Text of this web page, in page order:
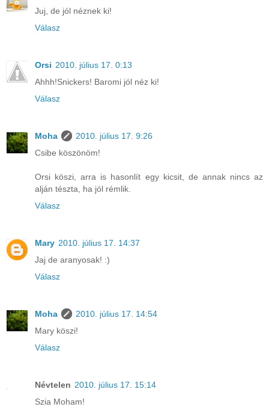
Juj, de jól néznek ki!
Válasz
Orsi 2010. július 17. 0:13
Ahhh!Snickers! Baromi jól néz ki!
Válasz
Moha
2010. július 17. 9:26
Csibe köszönöm!
Orsi köszi, arra is hasonlít egy kicsit, de annak nincs az
alján tészta, ha jól rémlik.
Válasz
Mary 2010. július 17. 14:37
Jaj de aranyosak! :)
Válasz
Moha
2010. július 17. 14:54
Mary köszi!
Válasz
Névtelen 2010. július 17. 15:14
Szia Moham!